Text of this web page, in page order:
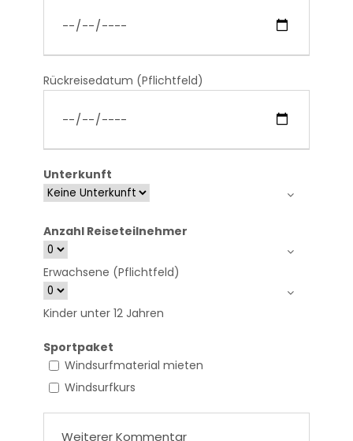
Rückreisedatum (Pflichtfeld)
Unterkunft
Anzahl Reiseteilnehmer
Erwachsene (Pflichtfeld)
Kinder unter 12 Jahren
Sportpaket
Windsurfmaterial mieten
Windsurfkurs